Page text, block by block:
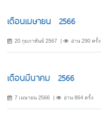
เดือนเมษายน 2566
20 กุมภาพันธ์ 2567 อ่าน 290 ครั้ง
เดือนมีนาคม 2566
7 เมษายน 2566 อ่าน 864 ครั้ง